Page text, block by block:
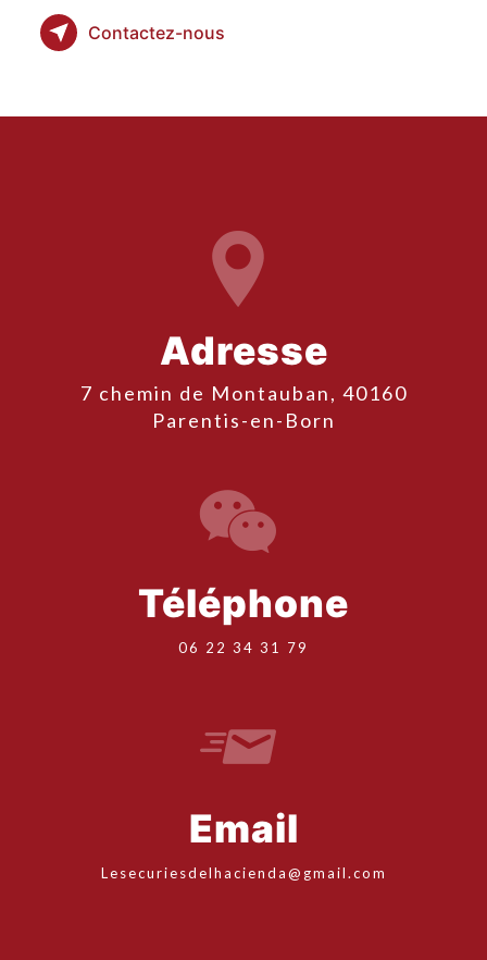
Contactez-nous
Adresse
7 chemin de Montauban, 40160
Parentis-en-Born
Téléphone
06 22 34 31 79
Email
lesecuriesdelhacienda@gmail.com